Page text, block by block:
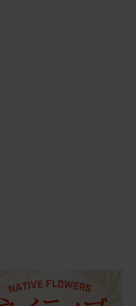
いそうですが、私
ったようで、「百合」
らせて頂きました。
ント(白) Sサイズ